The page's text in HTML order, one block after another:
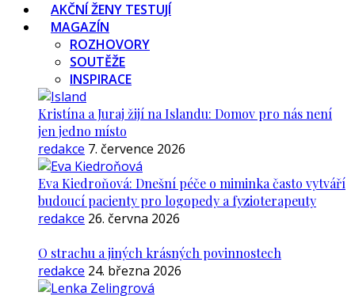
AKČNÍ ŽENY TESTUJÍ
MAGAZÍN
ROZHOVORY
SOUTĚŽE
INSPIRACE
Kristína a Juraj žijí na Islandu: Domov pro nás není
jen jedno místo
redakce 7. července 2026
Eva Kiedroňová: Dnešní péče o miminka často vytváří
budoucí pacienty pro logopedy a fyzioterapeuty
redakce 26. června 2026
O strachu a jiných krásných povinnostech
redakce 24. března 2026